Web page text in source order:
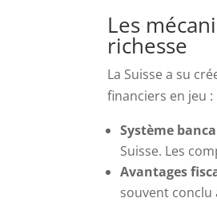
Les
richesse
La Suisse a su
financiers en jeu :
Système
Suisse. Les
Avantages
souvent conclu